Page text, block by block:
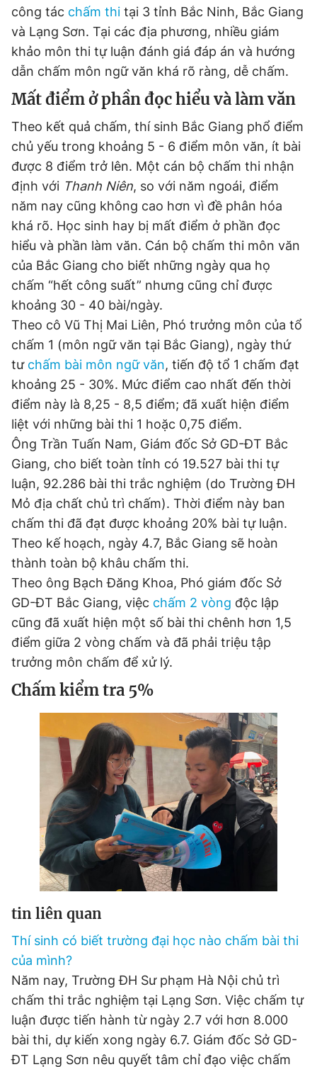
Tiện ích Bạn cần biết
Thông tin tòa soạn Liên hệ quảng cáo
Đọc Thanh Niên trên điện thoại
Theo dõi báo trên
Hotline
0906 645 777
Liên hệ quảng cáo
0908 780 404
Đặt báo Quảng cáo RSS Tòa soạn Chính sách bảo
Tổng biên tập: Nguyễn Ngọc Toàn
Phó tổng biên tập thường trực: Hải Thành
Phó tổng biên tập: Lâm Hiếu Dũng
Phó tổng biên tập: Trần Việt Hưng
Tổng thư ký tòa soạn: Đức Trung
Giấy phép xuất bản số 110/GP - BTTTT cấp ngày 24.3.2020
© 2003-2026 Bản quyền thuộc về Báo Thanh Niên. Cấm sao
chép dưới mọi hình thức nếu không có sự chấp thuận bằng văn
bản. Phát triển bởi ePi Technologies, JSC.
công tác chấm thi tại 3 tỉnh Bắc Ninh, Bắc Giang
và Lạng Sơn. Tại các địa phương, nhiều giám
khảo môn thi tự luận đánh giá đáp án và hướng
dẫn chấm môn ngữ văn khá rõ ràng, dễ chấm.
Mất điểm ở phần đọc hiểu và làm văn
Theo kết quả chấm, thí sinh Bắc Giang phổ điểm
chủ yếu trong khoảng 5 - 6 điểm môn văn, ít bài
được 8 điểm trở lên. Một cán bộ chấm thi nhận
định với Thanh Niên, so với năm ngoái, điểm
năm nay cũng không cao hơn vì đề phân hóa
khá rõ. Học sinh hay bị mất điểm ở phần đọc
hiểu và phần làm văn. Cán bộ chấm thi môn văn
của Bắc Giang cho biết những ngày qua họ
chấm “hết công suất” nhưng cũng chỉ được
khoảng 30 - 40 bài/ngày.
Theo cô Vũ Thị Mai Liên, Phó trưởng môn của tổ
chấm 1 (môn ngữ văn tại Bắc Giang), ngày thứ
tưchấm bài môn ngữ văn, tiến độ tổ 1 chấm đạt
khoảng 25 - 30%. Mức điểm cao nhất đến thời
điểm này là 8,25 - 8,5 điểm; đã xuất hiện điểm
liệt với những bài thi 1 hoặc 0,75 điểm.
Ông Trần Tuấn Nam, Giám đốc Sở GD-ĐT Bắc
Giang, cho biết toàn tỉnh có 19.527 bài thi tự
luận, 92.286 bài thi trắc nghiệm (do Trường ĐH
Mỏ địa chất chủ trì chấm). Thời điểm này ban
chấm thi đã đạt được khoảng 20% bài tự luận.
Theo kế hoạch, ngày 4.7, Bắc Giang sẽ hoàn
thành toàn bộ khâu chấm thi.
Theo ông Bạch Đăng Khoa, Phó giám đốc Sở
GD-ĐT Bắc Giang, việc chấm 2 vòng độc lập
cũng đã xuất hiện một số bài thi chênh hơn 1,5
điểm giữa 2 vòng chấm và đã phải triệu tập
trưởng môn chấm để xử lý.
Chấm kiểm tra 5%
tin liên quan
Thí sinh có biết trường đại học nào chấm bài thi
của mình?
Năm nay, Trường ĐH Sư phạm Hà Nội chủ trì
chấm thi trắc nghiệm tại Lạng Sơn. Việc chấm tự
luận được tiến hành từ ngày 2.7 với hơn 8.000
bài thi, dự kiến xong ngày 6.7. Giám đốc Sở GD-
ĐT Lạng Sơn nêu quyết tâm chỉ đạo việc chấm